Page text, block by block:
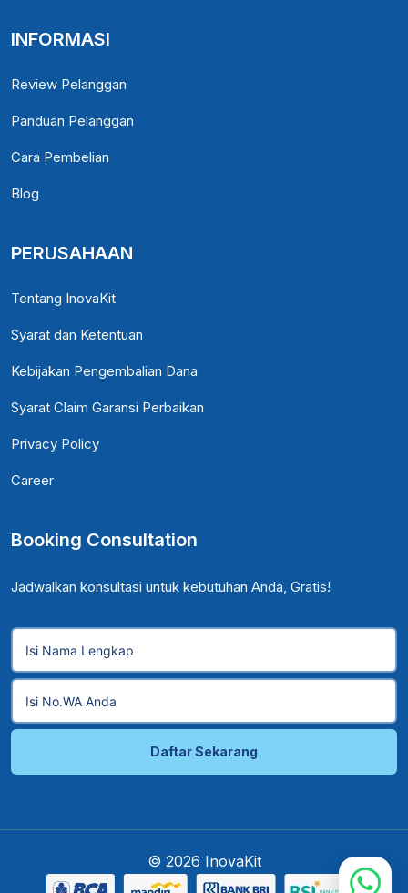
INFORMASI
Review Pelanggan
Panduan Pelanggan
Cara Pembelian
Blog
PERUSAHAAN
Tentang InovaKit
Syarat dan Ketentuan
Kebijakan Pengembalian Dana
Syarat Claim Garansi Perbaikan
Privacy Policy
Career
Booking Consultation
Jadwalkan konsultasi untuk kebutuhan Anda, Gratis!
Daftar Sekarang
© 2026 InovaKit